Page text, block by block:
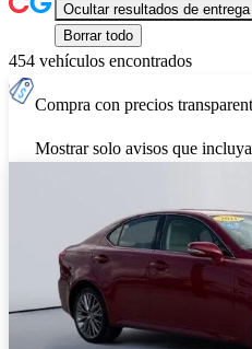
Ocultar resultados de entrega
Borrar todo
454 vehículos encontrados
Compra con precios
Mostrar solo avisos que